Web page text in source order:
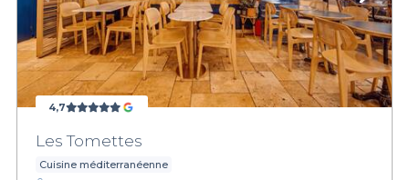
4,7
Les Tomettes
Cuisine méditerranéenne